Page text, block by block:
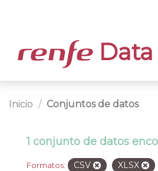
Data
Inicio Conjuntos de datos
1 conjunto de datos
Formatos: CSV XLSX